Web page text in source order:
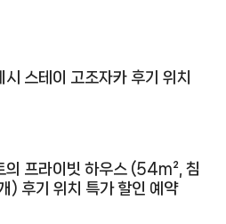
스테이 고조자카 후기 위치
의 프라이빗 하우스 (54m², 침
) 후기 위치 특가 할인 예약